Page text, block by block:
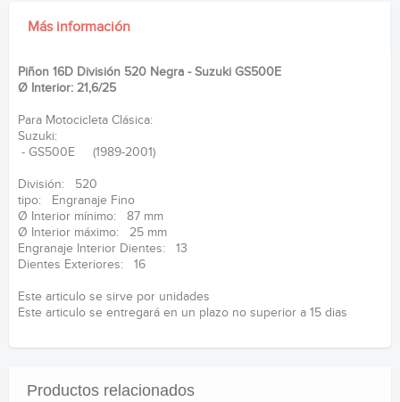
Más información
Piñon 16D División 520 Negra - Suzuki GS500E
Ø Interior: 21,6/25
Para Motocicleta Clásica:
Suzuki:
- GS500E (1989-2001)
División: 520
tipo: Engranaje Fino
Ø Interior mínimo: 87 mm
Ø Interior máximo: 25 mm
Engranaje Interior Dientes: 13
Dientes Exteriores: 16
Este articulo se sirve por unidades
Este articulo se entregará en un plazo no superior a 15 dias
Productos relacionados